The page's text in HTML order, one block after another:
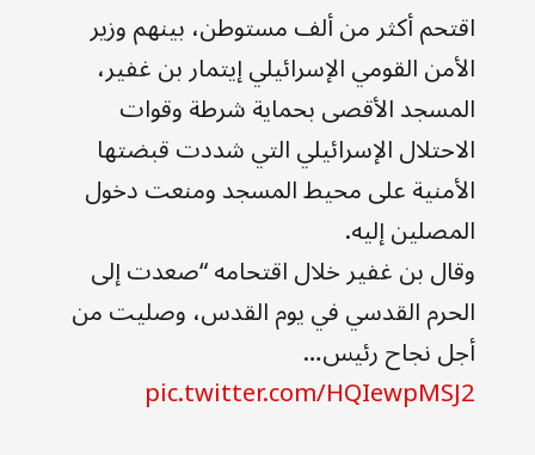
اقتحم أكثر من ألف مستوطن، بينهم وزير
الأمن القومي الإسرائيلي إيتمار بن غفير،
المسجد الأقصى بحماية شرطة وقوات
الاحتلال الإسرائيلي التي شددت قبضتها
الأمنية على محيط المسجد ومنعت دخول
المصلين إليه.
وقال بن غفير خلال اقتحامه “صعدت إلى
الحرم القدسي في يوم القدس، وصليت من
أجل نجاح رئيس…
pic.twitter.com/HQIewpMSJ2